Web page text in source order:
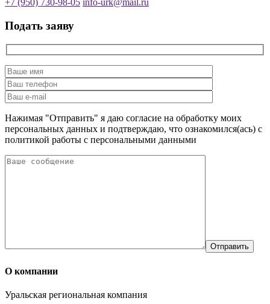
+7 (950) 730-98-05 info-urk@mail.ru
Подать заяву
Нажимая "Отправить" я даю согласие на обработку моих
персональных данных и подтверждаю, что ознакомился(ась) с
политикой работы с персональными данными
О компании
Уральская региональная компания